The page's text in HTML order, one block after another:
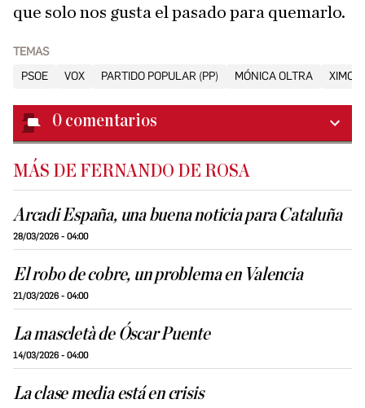
que solo nos gusta el pasado para quemarlo.
TEMAS
PSOE
VOX PARTIDO POPULAR (PP) MÓNICA OLTRA XIMO
0 comentarios
MÁS DE FERNANDO DE ROSA
Arcadi España, una buena noticia para Cataluña
28/03/2026 - 04:00
El robo de cobre, un problema en Valencia
21/03/2026 - 04:00
La mascletà de Óscar Puente
14/03/2026 - 04:00
La clase media está en crisis